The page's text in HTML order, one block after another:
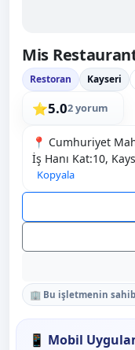
Mis
Restoran Kayseri
⭐5.02 yorum
📍 Cumhuriyet
İş Hanı Kat:10,
Kopyala
🏢 Bu işletmenin
📱 Mobil